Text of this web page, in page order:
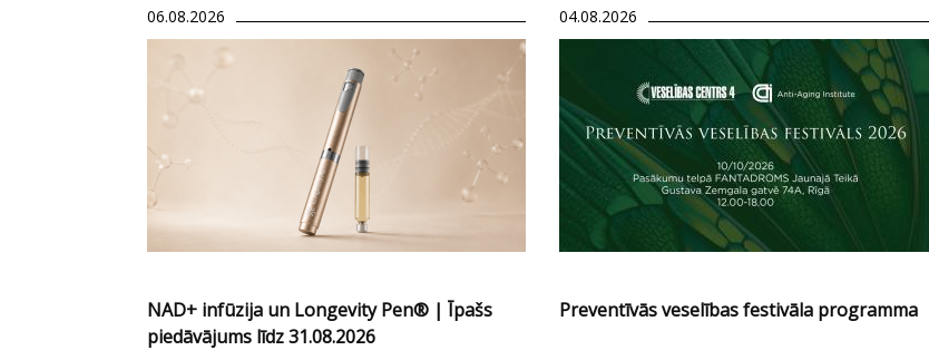
06.08.2026
NAD+ infūzija un Longevity Pen® | Īpašs
piedāvājums līdz 31.08.2026
04.08.2026
Preventīvās veselības festivāla programma